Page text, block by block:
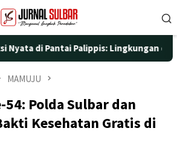
Palippis: Lingkungan dan
MAMUJU
Polda Sulbar dan
Kesehatan Gratis di